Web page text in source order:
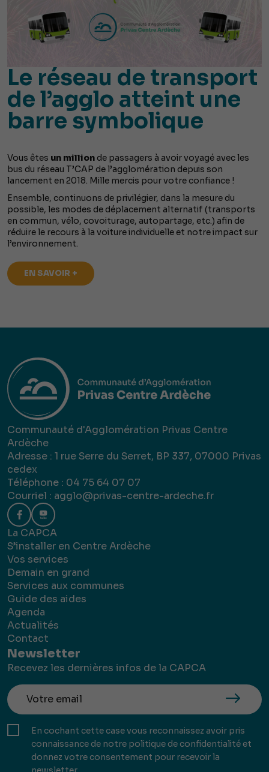
Le réseau de transport
de l’agglo atteint une
barre symbolique
Vous êtes un million de passagers à avoir voyagé avec les
bus du réseau T’CAP de l’agglomération depuis son
lancement en 2018. Mille mercis pour votre confiance !
Ensemble, continuons de privilégier, dans la mesure du
possible, les modes de déplacement alternatif (transports
en commun, vélo, covoiturage, autopartage, etc.) afin de
réduire le recours à la voiture individuelle et notre impact sur
l’environnement.
EN SAVOIR +
Communauté d'Agglomération Privas Centre
Ardèche
Adresse : 1 rue Serre du Serret, BP 337, 07000 Privas
cedex
Téléphone : 04 75 64 07 07
Courriel : agglo@privas-centre-ardeche.fr
La CAPCA
S’installer en Centre Ardèche
Vos services
Demain en grand
Services aux communes
Guide des aides
Agenda
Actualités
Contact
Newsletter
Recevez les dernières infos de la CAPCA
En cochant cette case vous reconnaissez avoir pris
connaissance de notre politique de confidentialité et
donnez votre consentement pour recevoir la